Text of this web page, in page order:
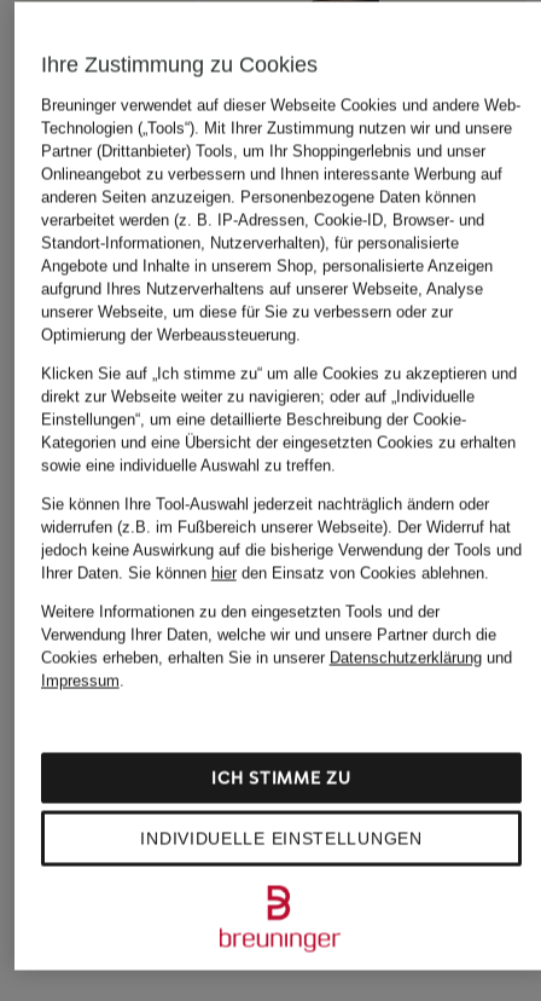
+Aktionsrabatt
Levi's®
52,99 €
Ursprünglich:79,95 €
+Aktionsrabatt
39,99 €
Bestpreis:33,99 €
Ursprünglich:59,95 €
+Aktionsrabatt
Levi's®
Bestpreis:40,79 €
Ursprünglich:
Ihre Zustimmung zu Cookies
Breuninger verwendet auf dieser Webseite Cookies und andere Web-
Technologien („Tools“). Mit Ihrer Zustimmung nutzen wir und unsere
Partner (Drittanbieter) Tools, um Ihr Shoppingerlebnis und unser
Onlineangebot zu verbessern und Ihnen interessante Werbung auf
anderen Seiten anzuzeigen. Personenbezogene Daten können
verarbeitet werden (z. B. IP-Adressen, Cookie-ID, Browser- und
Standort-Informationen, Nutzerverhalten), für personalisierte
Angebote und Inhalte in unserem Shop, personalisierte Anzeigen
aufgrund Ihres Nutzerverhaltens auf unserer Webseite, Analyse
unserer Webseite, um diese für Sie zu verbessern oder zur
Optimierung der Werbeaussteuerung.
Klicken Sie auf „Ich stimme zu“ um alle Cookies zu akzeptieren und
direkt zur Webseite weiter zu navigieren; oder auf „Individuelle
Einstellungen“, um eine detaillierte Beschreibung der Cookie-
Kategorien und eine Übersicht der eingesetzten Cookies zu erhalten
sowie eine individuelle Auswahl zu treffen.
Sie können Ihre Tool-Auswahl jederzeit nachträglich ändern oder
widerrufen (z.B. im Fußbereich unserer Webseite). Der Widerruf hat
jedoch keine Auswirkung auf die bisherige Verwendung der Tools und
Ihrer Daten. Sie können hierden Einsatz von Cookies ablehnen.
Weitere Informationen zu den eingesetzten Tools und der
Verwendung Ihrer Daten, welche wir und unsere Partner durch die
Cookies erheben, erhalten Sie in unserer Datenschutzerklärungund
Impressum.
INDIVIDUELLE EINSTELLUNGEN
ICH STIMME ZU